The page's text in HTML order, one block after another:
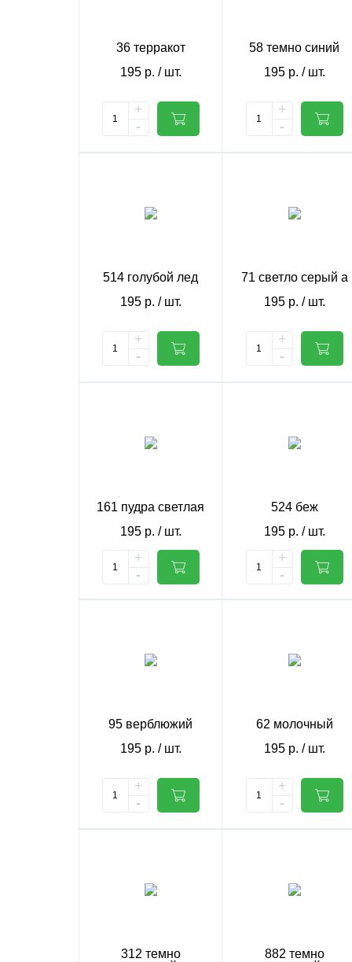
36 терракот
195 р. / шт.
+
-
58 темно синий
195 р. / шт.
+
-
514 голубой лед
195 р. / шт.
+
-
71 светло серый а
195 р. / шт.
+
-
161 пудра светлая
195 р. / шт.
+
-
524 беж
195 р. / шт.
+
-
95 верблюжий
195 р. / шт.
+
-
62 молочный
195 р. / шт.
+
-
312 темно
882 темно